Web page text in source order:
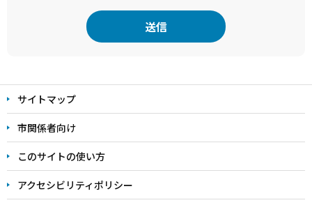
文
こ
こ
ま
で
サイトマップ
市関係者向け
このサイトの使い方
アクセシビリティポリシー